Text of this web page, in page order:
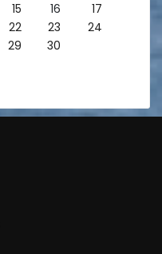
15 16
17
22 23
24
29 30